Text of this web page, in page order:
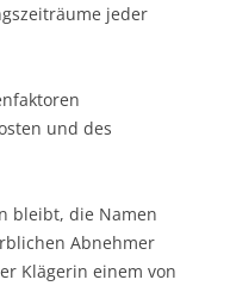
jeder
und des
bleibt, die Namen
Abnehmer
Klägerin einem von